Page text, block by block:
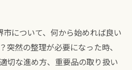
について、何から始めれば良い
突然の整理が必要になった時、
切な進め方、重要品の取り扱い